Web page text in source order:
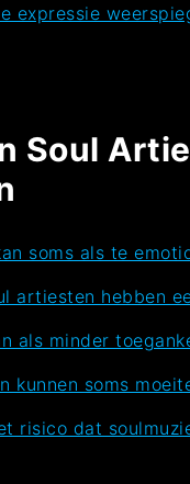
expressie
Soul
soms als te
artiesten hebben
als minder
kunnen soms
risico dat